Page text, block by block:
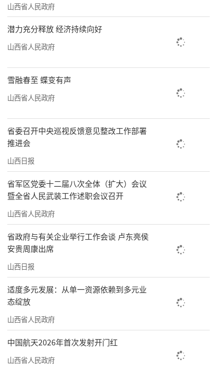
山西省人民政府
潜力充分释放 经济持续向好
山西省人民政府
雪融春至 蝶变有声
山西省人民政府
省委召开中央巡视反馈意见整改工作部署
推进会
山西日报
省军区党委十二届八次全体（扩大）会议
暨全省人民武装工作述职会议召开
山西省人民政府
省政府与有关企业举行工作会谈 卢东亮侯
安贵周康出席
山西日报
适度多元发展：从单一资源依赖到多元业
态绽放
山西省人民政府
中国航天2026年首次发射开门红
山西省人民政府